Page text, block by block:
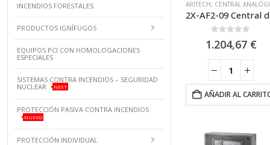
ARITECH, CENTRAL ANALÓGICA
2X-AF2-
1.204,67 €
AÑADIR AL
INCENDIOS FORESTALES
PRODUCTOS IGNÍFUGOS
EQUIPOS PCI CON HOMOLOGACIONES
ESPECIALES
SISTEMAS CONTRA INCENDIOS – SEGURIDAD
NUCLEAR
NEXT
PROTECCIÓN PASIVA CONTRA INCENDIOS
NUEVO
PROTECCIÓN INDIVIDUAL